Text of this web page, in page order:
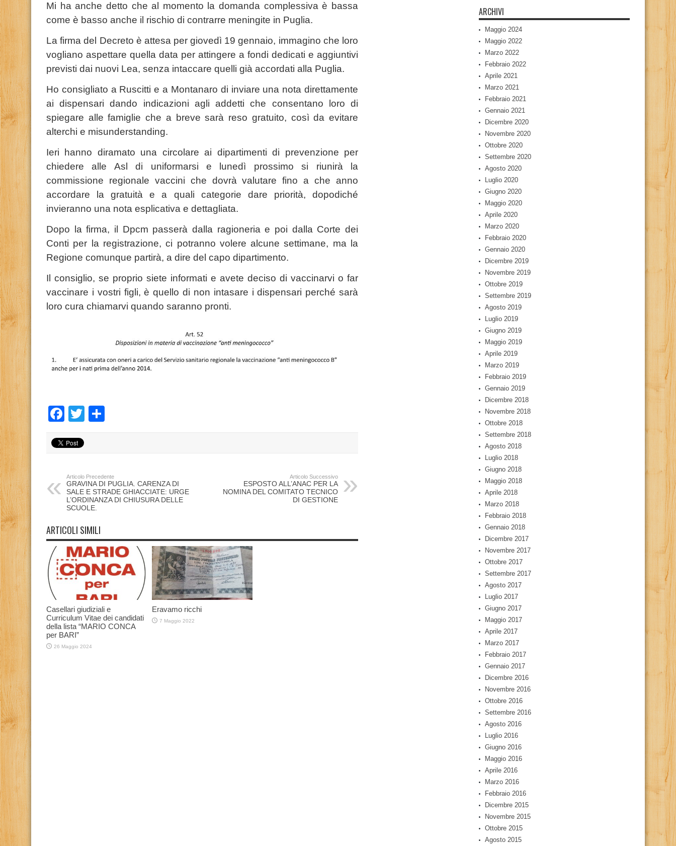
Mi ha anche detto che al momento la domanda complessiva è bassa
come è basso anche il rischio di contrarre meningite in Puglia.
La firma del Decreto è attesa per giovedì 19 gennaio, immagino che loro
vogliano aspettare quella data per attingere a fondi dedicati e aggiuntivi
previsti dai nuovi Lea, senza intaccare quelli già accordati alla Puglia.
Ho consigliato a Ruscitti e a Montanaro di inviare una nota direttamente
ai dispensari dando indicazioni agli addetti che consentano loro di
spiegare alle famiglie che a breve sarà reso gratuito, così da evitare
alterchi e misunderstanding.
Ieri hanno diramato una circolare ai dipartimenti di prevenzione per
chiedere alle Asl di uniformarsi e lunedì prossimo si riunirà la
commissione regionale vaccini che dovrà valutare fino a che anno
accordare la gratuità e a quali categorie dare priorità, dopodiché
invieranno una nota esplicativa e dettagliata.
Dopo la firma, il Dpcm passerà dalla ragioneria e poi dalla Corte dei
Conti per la registrazione, ci potranno volere alcune settimane, ma la
Regione comunque partirà, a dire del capo dipartimento.
Il consiglio, se proprio siete informati e avete deciso di vaccinarvi o far
vaccinare i vostri figli, è quello di non intasare i dispensari perché sarà
loro cura chiamarvi quando saranno pronti.
Facebook
Twitter
Articolo Precedente
GRAVINA DI PUGLIA. CARENZA DI
SALE E STRADE GHIACCIATE: URGE
L’ORDINANZA DI CHIUSURA DELLE
SCUOLE.
Articolo Successivo
ESPOSTO ALL’ANAC PER LA
NOMINA DEL COMITATO TECNICO
DI GESTIONE
ARTICOLI SIMILI
Casellari giudiziali e
Curriculum Vitae dei candidati
della lista “MARIO CONCA
per BARI”
26 Maggio 2024
Eravamo ricchi
7 Maggio 2022
ARCHIVI
Maggio 2024
Maggio 2022
Marzo 2022
Febbraio 2022
Aprile 2021
Marzo 2021
Febbraio 2021
Gennaio 2021
Dicembre 2020
Novembre 2020
Ottobre 2020
Settembre 2020
Agosto 2020
Luglio 2020
Giugno 2020
Maggio 2020
Aprile 2020
Marzo 2020
Febbraio 2020
Gennaio 2020
Dicembre 2019
Novembre 2019
Ottobre 2019
Settembre 2019
Agosto 2019
Luglio 2019
Giugno 2019
Maggio 2019
Aprile 2019
Marzo 2019
Febbraio 2019
Gennaio 2019
Dicembre 2018
Novembre 2018
Ottobre 2018
Settembre 2018
Agosto 2018
Luglio 2018
Giugno 2018
Maggio 2018
Aprile 2018
Marzo 2018
Febbraio 2018
Gennaio 2018
Dicembre 2017
Novembre 2017
Ottobre 2017
Settembre 2017
Agosto 2017
Luglio 2017
Giugno 2017
Maggio 2017
Aprile 2017
Marzo 2017
Febbraio 2017
Gennaio 2017
Dicembre 2016
Novembre 2016
Ottobre 2016
Settembre 2016
Agosto 2016
Luglio 2016
Giugno 2016
Maggio 2016
Aprile 2016
Marzo 2016
Febbraio 2016
Dicembre 2015
Novembre 2015
Ottobre 2015
Agosto 2015